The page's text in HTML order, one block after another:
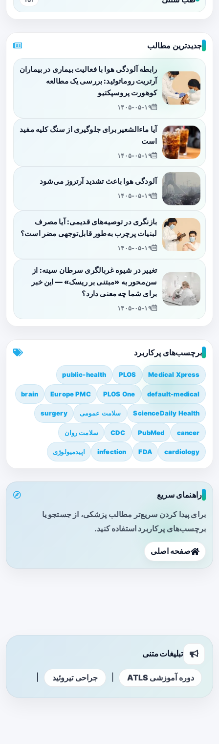
جدیدترین مطالب
رابطه آلودگی هوا با فعالیت بیماری در بیماران
آرتریت روماتوئید: بررسی یک مطالعه
کوهورت پروسپکتیو
۱۴۰۵-۰۵-۱۹
آیا ماءالشعیر برای جلوگیری از سنگ کلیه مفید
است
۱۴۰۵-۰۵-۱۹
آلودگی هوا باعث تشدید آرتروز می‌شود
۱۴۰۵-۰۵-۱۹
بازنگری در توصیه‌های قدیمی: آیا مصرف
لبنیات پرچرب به‌طور قابل‌توجهی مضر است؟
۱۴۰۵-۰۵-۱۹
تغییر در شیوه غربالگری سرطان سینه: از
سن‌محور به «مبتنی بر ریسک» — این خبر
برای شما چه معنی دارد؟
۱۴۰۵-۰۵-۱۹
برچسب‌های پرکاربرد
Medical Xpress
PLOS
public-health
default-medical
PLOS One
Europe PMC
brain
ScienceDaily Health سلامت عمومی surgery
cancer
PubMed
CDC سلامت روان
cardiology
FDA
infection اپیدمیولوژی
راهنمای سریع
برای پیدا کردن سریع‌تر مطالب پزشکی، از جستجو یا
برچسب‌های پرکاربرد استفاده کنید.
صفحه اصلی
تبلیغات متنی
دوره آموزشی ATLS جراحی تیروئید